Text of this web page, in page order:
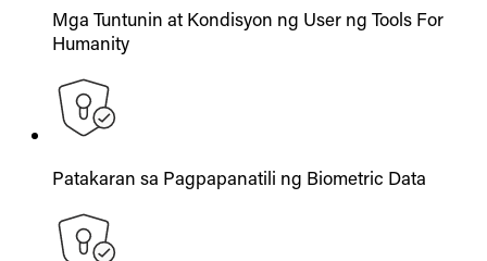
Mga Tuntunin at Kondisyon ng User ng Tools For
Humanity
Patakaran sa Pagpapanatili ng Biometric Data